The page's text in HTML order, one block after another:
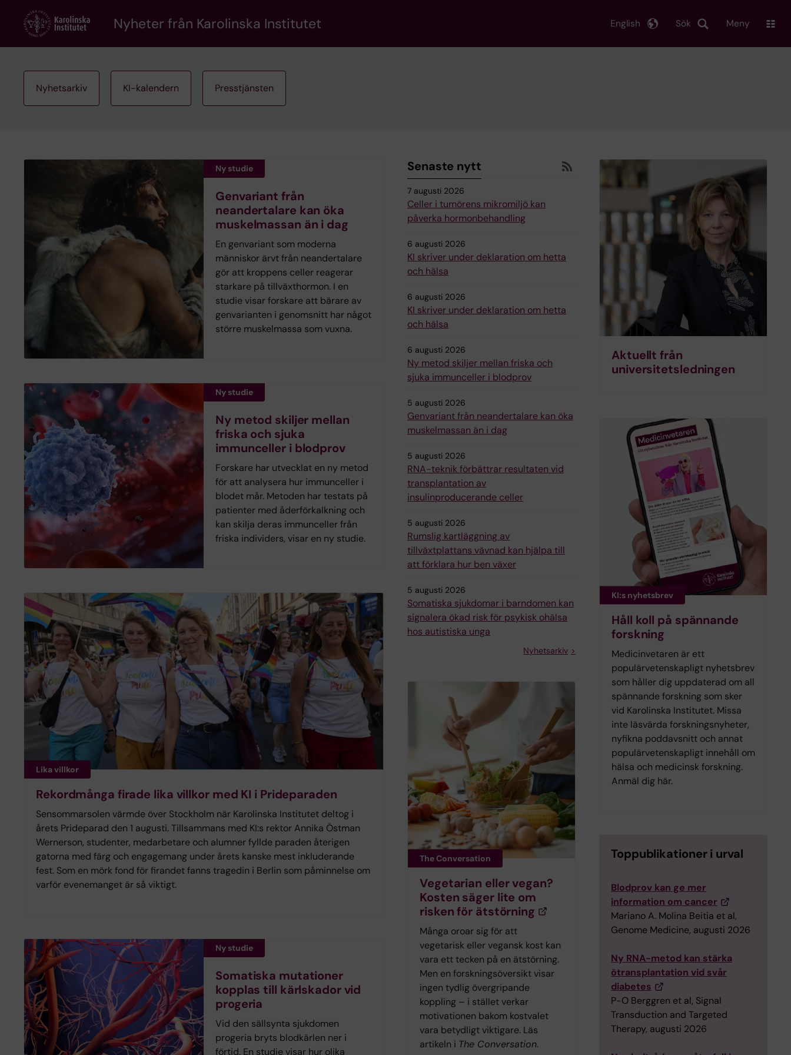
content
Nyheter från Karolinska Institutet Sök
English Meny
Nyhetsarkiv KI-kalendern Presstjänsten
Ny studie
Genvariant från
neandertalare kan öka
muskelmassan än i dag
En genvariant som moderna
människor ärvt från neandertalare
gör att kroppens celler reagerar
starkare på tillväxthormon. I en
studie visar forskare att bärare av
genvarianten i genomsnitt har något
större muskelmassa som vuxna.
Ny studie
Ny metod skiljer mellan
friska och sjuka
immunceller i blodprov
Forskare har utvecklat en ny metod
för att analysera hur immunceller i
blodet mår. Metoden har testats på
patienter med åderförkalkning och
kan skilja deras immunceller från
friska individers, visar en ny studie.
Lika villkor
Rekordmånga firade lika villkor med KI i Prideparaden
Sensommarsolen värmde över Stockholm när Karolinska Institutet deltog i
årets Prideparad den 1 augusti. Tillsammans med KI:s rektor Annika Östman
Wernerson, studenter, medarbetare och alumner fyllde paraden återigen
gatorna med färg och engagemang under årets kanske mest inkluderande
fest. Som en mörk fond för firandet fanns tragedin i Berlin som påminnelse om
varför evenemanget är så viktigt.
Ny studie
Somatiska mutationer
kopplas till kärlskador vid
progeria
Vid den sällsynta sjukdomen
progeria bryts blodkärlen ner i
förtid. En studie visar hur olika
Senaste nytt
7 augusti 2026
Celler i tumörens mikromiljö kan
påverka hormonbehandling
6 augusti 2026
KI skriver under deklaration om hetta
och hälsa
6 augusti 2026
KI skriver under deklaration om hetta
och hälsa
6 augusti 2026
Ny metod skiljer mellan friska och
sjuka immunceller i blodprov
5 augusti 2026
Genvariant från neandertalare kan öka
muskelmassan än i dag
5 augusti 2026
RNA-teknik förbättrar resultaten vid
transplantation av
insulinproducerande celler
5 augusti 2026
Rumslig kartläggning av
tillväxtplattans vävnad kan hjälpa till
att förklara hur ben växer
5 augusti 2026
Somatiska sjukdomar i barndomen kan
signalera ökad risk för psykisk ohälsa
hos autistiska unga
Nyhetsarkiv
The Conversation
Vegetarian eller vegan?
Kosten säger lite om
risken för ätstörning
Många oroar sig för att
vegetarisk eller vegansk kost kan
vara ett tecken på en ätstörning.
Men en forskningsöversikt visar
ingen tydlig övergripande
koppling – i stället verkar
motivationen bakom kostvalet
vara betydligt viktigare. Läs
artikeln i The Conversation.
Aktuellt från
universitets­ledningen
KI:s nyhetsbrev
Håll koll på spännande
forskning
Medicinvetaren är ett
populärvetenskapligt nyhetsbrev
som håller dig uppdaterad om all
spännande forskning som sker
vid Karolinska Institutet. Missa
inte läsvärda forskningsnyheter,
nyfikna poddavsnitt och annat
populärvetenskapligt innehåll om
hälsa och medicinsk forskning.
Anmäl dig här.
Toppublikationer i urval
Blodprov kan ge mer
information om cancer
Mariano A. Molina Beitia et al,
Genome Medicine, augusti 2026
Ny RNA-metod kan stärka
ötransplantation vid svår
diabetes
P-O Berggren et al, Signal
Transduction and Targeted
Therapy, augusti 2026